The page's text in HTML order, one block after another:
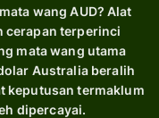
wang AUD? Alat
cerapan terperinci
mata wang utama
Australia beralih
keputusan termaklum
dipercayai.